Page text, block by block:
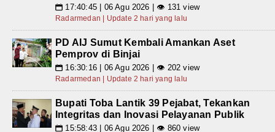
📅 17:40:45 | 06 Agu 2026 | 👁 131 view
Radarmedan | Update 2 hari yang lalu
PD AIJ Sumut Kembali Amankan Aset
Pemprov di Binjai
📅 16:30:16 | 06 Agu 2026 | 👁 202 view
Radarmedan | Update 2 hari yang lalu
Bupati Toba Lantik 39 Pejabat, Tekankan
Integritas dan Inovasi Pelayanan Publik
📅 15:58:43 | 06 Agu 2026 | 👁 860 view